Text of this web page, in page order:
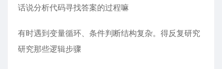
话说分析代码寻找答案的过程嘛
有时遇到变量循环、条件判断结构复杂。得反复研究
研究那些逻辑步骤